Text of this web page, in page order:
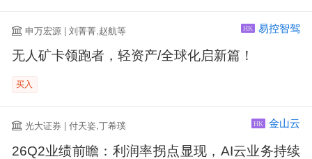
申万宏源 | 刘菁菁,赵航等 HK 易控智驾
无人矿卡领跑者，轻资产/全球化启新篇！
买入
光大证券 | 付天姿,丁希璞 HK 金山云
26Q2业绩前瞻：利润率拐点显现，AI云业务持续